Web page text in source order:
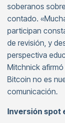
soberanos
contado.
participan
de revisión, y
perspectiva
Mitchnick
Bitcoin no es
comunicación.
Inversión spot